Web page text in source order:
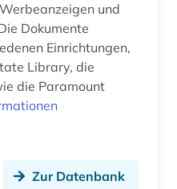
carl louis (1831 - 1902) (1)
(3)
und
Dokumente
Einrichtungen,
Library, die
die Paramount
Zur Datenbank